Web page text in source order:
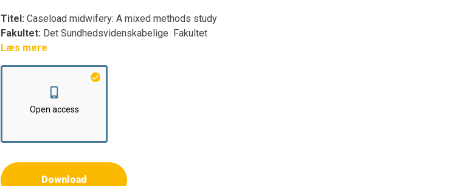
Titel:Caseload midwifery: A mixed methods study
Fakultet: Det Sundhedsvidenskabelige Fakultet
Institut:Klinisk Institut
Læs mere
Open access
Download